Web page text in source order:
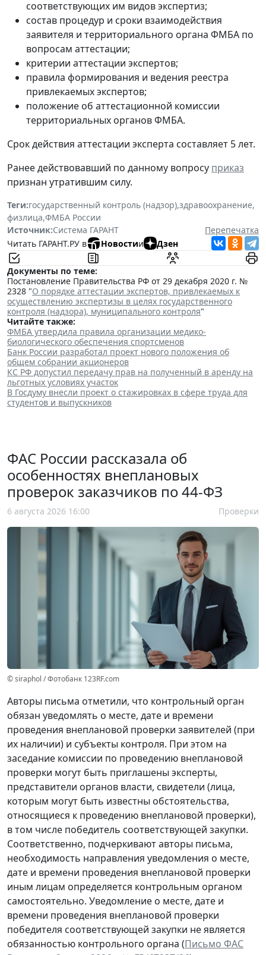
соответствующих им видов экспертиз;
состав процедур и сроки взаимодействия
заявителя и территориального органа ФМБА по
вопросам аттестации;
критерии аттестации экспертов;
правила формирования и ведения реестра
привлекаемых экспертов;
положение об аттестационной комиссии
территориальных органов ФМБА.
Срок действия аттестации эксперта составляет 5 лет.
Ранее действовавший по данному вопросу приказ
признан утратившим силу.
Теги:государственный контроль (надзор),здравоохранение,
физлица,ФМБА России
Источник:Система ГАРАНТ
Перепечатка
Читать ГАРАНТ.РУ в
Новостии Дзен
Документы по теме:
Постановление Правительства РФ от 29 декабря 2020 г. №
2328 "О порядке аттестации экспертов, привлекаемых к
осуществлению экспертизы в целях государственного
контроля (надзора), муниципального контроля"
Читайте также:
ФМБА утвердила правила организации медико-
биологического обеспечения спортсменов
Банк России разработал проект нового положения об
общем собрании акционеров
КС РФ допустил передачу прав на полученный в аренду на
льготных условиях участок
В Госдуму внесли проект о стажировках в сфере труда для
студентов и выпускников
ФАС России рассказала об
особенностях внеплановых
проверок заказчиков по 44-ФЗ
6 августа 2026 16:00 Проверки
© siraphol / Фотобанк 123RF.com
Авторы письма отметили, что контрольный орган
обязан уведомлять о месте, дате и времени
проведения внеплановой проверки заявителей (при
их наличии) и субъекты контроля. При этом на
заседание комиссии по проведению внеплановой
проверки могут быть приглашены эксперты,
представители органов власти, свидетели (лица,
которым могут быть известны обстоятельства,
относящиеся к проведению внеплановой проверки),
в том числе победитель соответствующей закупки.
Соответственно, подчеркивают авторы письма,
необходимость направления уведомления о месте,
дате и времени проведения внеплановой проверки
иным лицам определяется контрольным органом
самостоятельно. Уведомление о месте, дате и
времени проведения внеплановой проверки
победителя соответствующей закупки не является
обязанностью контрольного органа (Письмо ФАС